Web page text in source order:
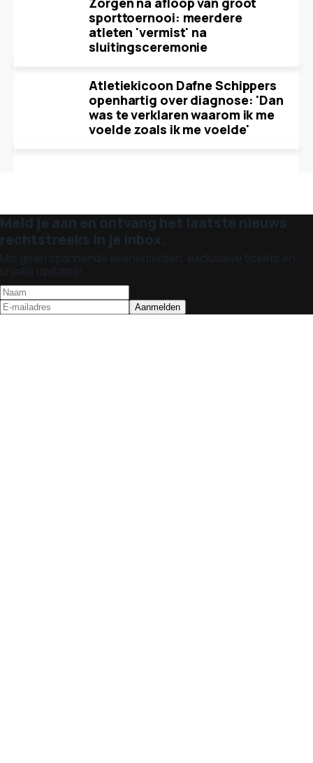
sporttoernooi: meerdere
atleten 'vermist' na
sluitingsceremonie
Atletiekicoon Dafne Schippers
openhartig over diagnose: 'Dan
was te verklaren waarom ik me
voelde zoals ik me voelde'
Meld je aan en ontvang het laatste nieuws
rechtstreeks in je inbox.
Mis geen spannende evenementen, exclusieve tickets en
unieke updates!